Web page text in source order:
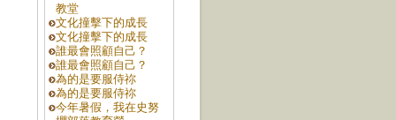
教堂
文化撞擊下的成長
文化撞擊下的成長
誰最會照顧自己？
誰最會照顧自己？
為的是要服侍祢
為的是要服侍祢
今年暑假，我在史努